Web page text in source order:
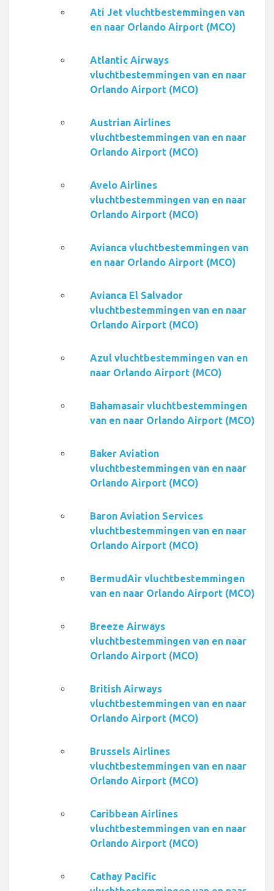
Ati Jet vluchtbestemmingen van
en naar Orlando Airport (MCO)
Atlantic Airways
vluchtbestemmingen van en naar
Orlando Airport (MCO)
Austrian Airlines
vluchtbestemmingen van en naar
Orlando Airport (MCO)
Avelo Airlines
vluchtbestemmingen van en naar
Orlando Airport (MCO)
Avianca vluchtbestemmingen van
en naar Orlando Airport (MCO)
Avianca El Salvador
vluchtbestemmingen van en naar
Orlando Airport (MCO)
Azul vluchtbestemmingen van en
naar Orlando Airport (MCO)
Bahamasair vluchtbestemmingen
van en naar Orlando Airport (MCO)
Baker Aviation
vluchtbestemmingen van en naar
Orlando Airport (MCO)
Baron Aviation Services
vluchtbestemmingen van en naar
Orlando Airport (MCO)
BermudAir vluchtbestemmingen
van en naar Orlando Airport (MCO)
Breeze Airways
vluchtbestemmingen van en naar
Orlando Airport (MCO)
British Airways
vluchtbestemmingen van en naar
Orlando Airport (MCO)
Brussels Airlines
vluchtbestemmingen van en naar
Orlando Airport (MCO)
Caribbean Airlines
vluchtbestemmingen van en naar
Orlando Airport (MCO)
Cathay Pacific